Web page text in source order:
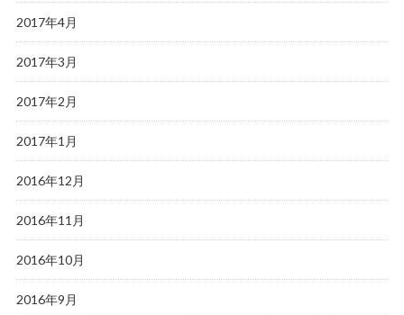
2017年4月
2017年3月
2017年2月
2017年1月
2016年12月
2016年11月
2016年10月
2016年9月